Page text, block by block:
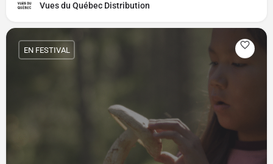
Vues du Québec Distribution
EN FESTIVAL